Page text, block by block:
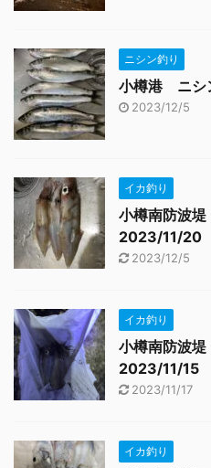
ニシン釣り
小樽港 ニ
2023/12/5
イカ釣り
小樽南防波
2023/11/20
2023/12/5
イカ釣り
小樽南防波
2023/11/15
2023/11/17
イカ釣り